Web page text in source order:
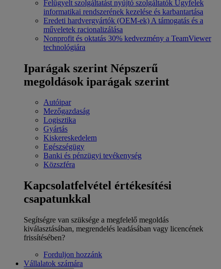
Felügyelt szolgáltatást nyújtó szolgáltatók Ügyfelek
informatikai rendszerének kezelése és karbantartása
Eredeti hardvergyártók (OEM-ek) A támogatás és a
műveletek racionalizálása
Nonprofit és oktatás 30% kedvezmény a TeamViewer
technológiára
Iparágak szerint Népszerű
megoldások iparágak szerint
Autóipar
Mezőgazdaság
Logisztika
Gyártás
Kiskereskedelem
Egészségügy
Banki és pénzügyi tevékenység
Közszféra
Kapcsolatfelvétel értékesítési
csapatunkkal
Segítségre van szüksége a megfelelő megoldás
kiválasztásában, megrendelés leadásában vagy licencének
frissítésében?
Forduljon hozzánk
Vállalatok számára